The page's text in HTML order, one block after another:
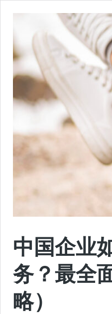
中国企业
务？最全
略）